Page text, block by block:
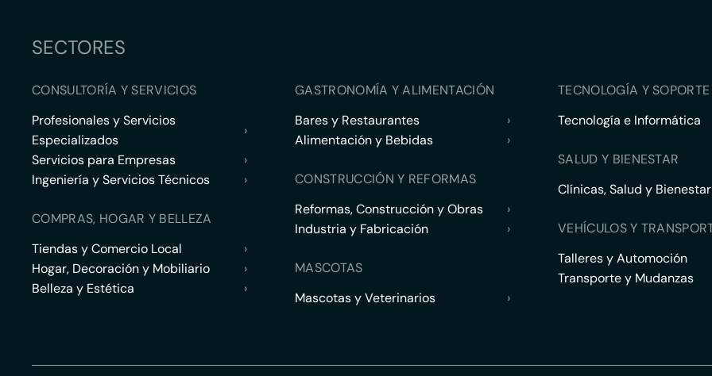
SECTORES
CONSULTORÍA Y SERVICIOS
Profesionales y Servicios
Especializados
›
Servicios para Empresas
›
Ingeniería y Servicios Técnicos
›
COMPRAS, HOGAR Y BELLEZA
Tiendas y Comercio Local
›
Hogar, Decoración y Mobiliario
›
Belleza y Estética
›
GASTRONOMÍA Y ALIMENTACIÓN
Bares y Restaurantes
›
Alimentación y Bebidas
›
CONSTRUCCIÓN Y REFORMAS
Reformas, Construcción y Obras
›
Industria y Fabricación
›
MASCOTAS
Mascotas y Veterinarios
›
TECNOLOGÍA Y
Tecnología e Informática
SALUD Y BIENESTAR
Clínicas, Salud y Bienestar
VEHÍCULOS Y
Talleres y Automoción
Transporte y Mudanzas